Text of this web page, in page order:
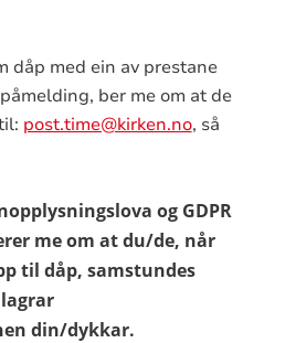
dåp med ein av prestane
ber me om at de
post.time@kirken.no, så
og GDPR
me om at du/de, når
til dåp, samstundes
din/dykkar.